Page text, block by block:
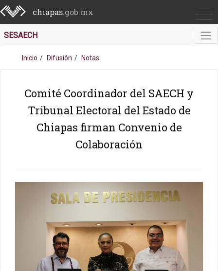
chiapas.gob.mx
SESAECH
Inicio Difusión Notas
Comité Coordinador del SAECH y
Tribunal Electoral del Estado de
Chiapas firman Convenio de
Colaboración